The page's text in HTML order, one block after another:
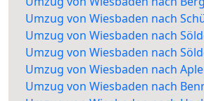
Umzug von Wiesbaden nach
Umzug von Wiesbaden nach
Umzug von Wiesbaden nach
Umzug von Wiesbaden nach
Umzug von Wiesbaden nach